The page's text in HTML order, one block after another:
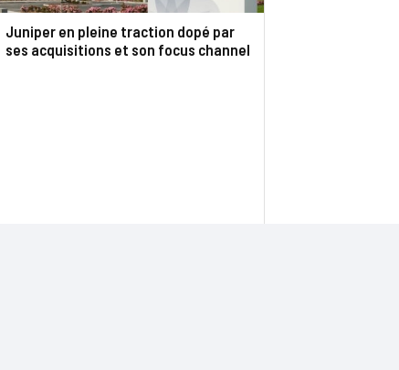
Juniper en pleine traction dopé par
ses acquisitions et son focus channel